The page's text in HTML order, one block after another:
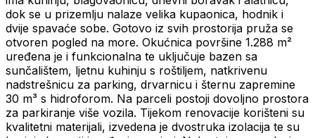
dok se u prizemlju nalaze velika kupaonica, hodnik i
dvije spavaće sobe. Gotovo iz svih prostorija pruža se
otvoren pogled na more. Okućnica površine 1.288 m²
uređena je i funkcionalna te uključuje bazen sa
sunčalištem, ljetnu kuhinju s roštiljem, natkrivenu
nadstrešnicu za parking, drvarnicu i šternu zapremine
30 m³ s hidroforom. Na parceli postoji dovoljno prostora
za parkiranje više vozila. Tijekom renovacije korišteni su
kvalitetni materijali, izvedena je dvostruka izolacija te su